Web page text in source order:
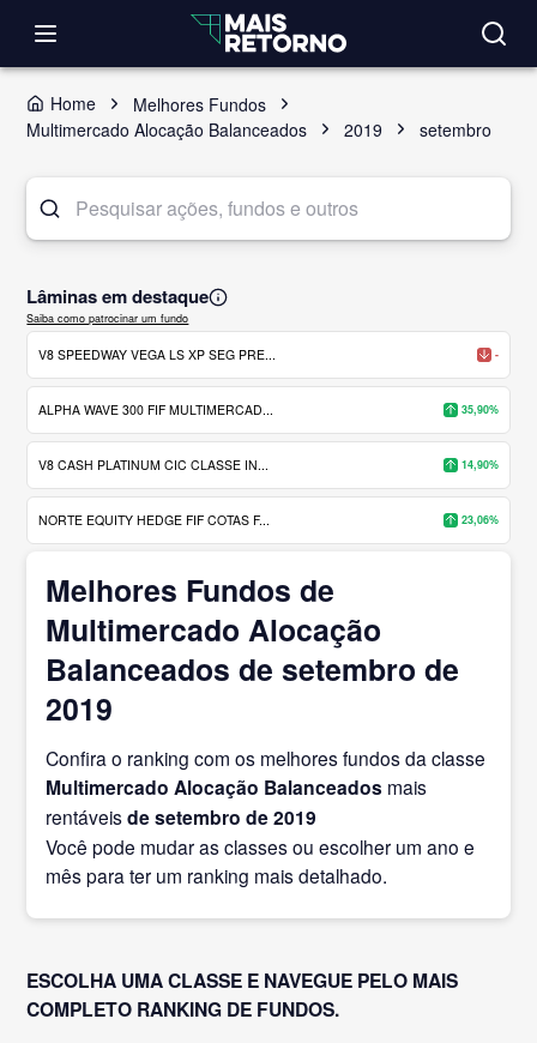
Home
Melhores Fundos
Multimercado Alocação Balanceados
2019 setembro
Lâminas em destaque
Saiba como patrocinar um fundo
V8 SPEEDWAY VEGA LS XP SEG PRE... -
ALPHA WAVE 300 FIF MULTIMERCAD... 35,90%
V8 CASH PLATINUM CIC CLASSE IN... 14,90%
NORTE EQUITY HEDGE FIF COTAS F... 23,06%
Melhores Fundos de
Multimercado Alocação
Balanceados de setembro de
2019
Confira o ranking com os melhores fundos da classe
Multimercado Alocação Balanceados mais
rentáveisde setembro de 2019
Você pode mudar as classes ou escolher um ano e
mês para ter um ranking mais detalhado.
ESCOLHA UMA CLASSE E NAVEGUE PELO MAIS
COMPLETO RANKING DE FUNDOS.